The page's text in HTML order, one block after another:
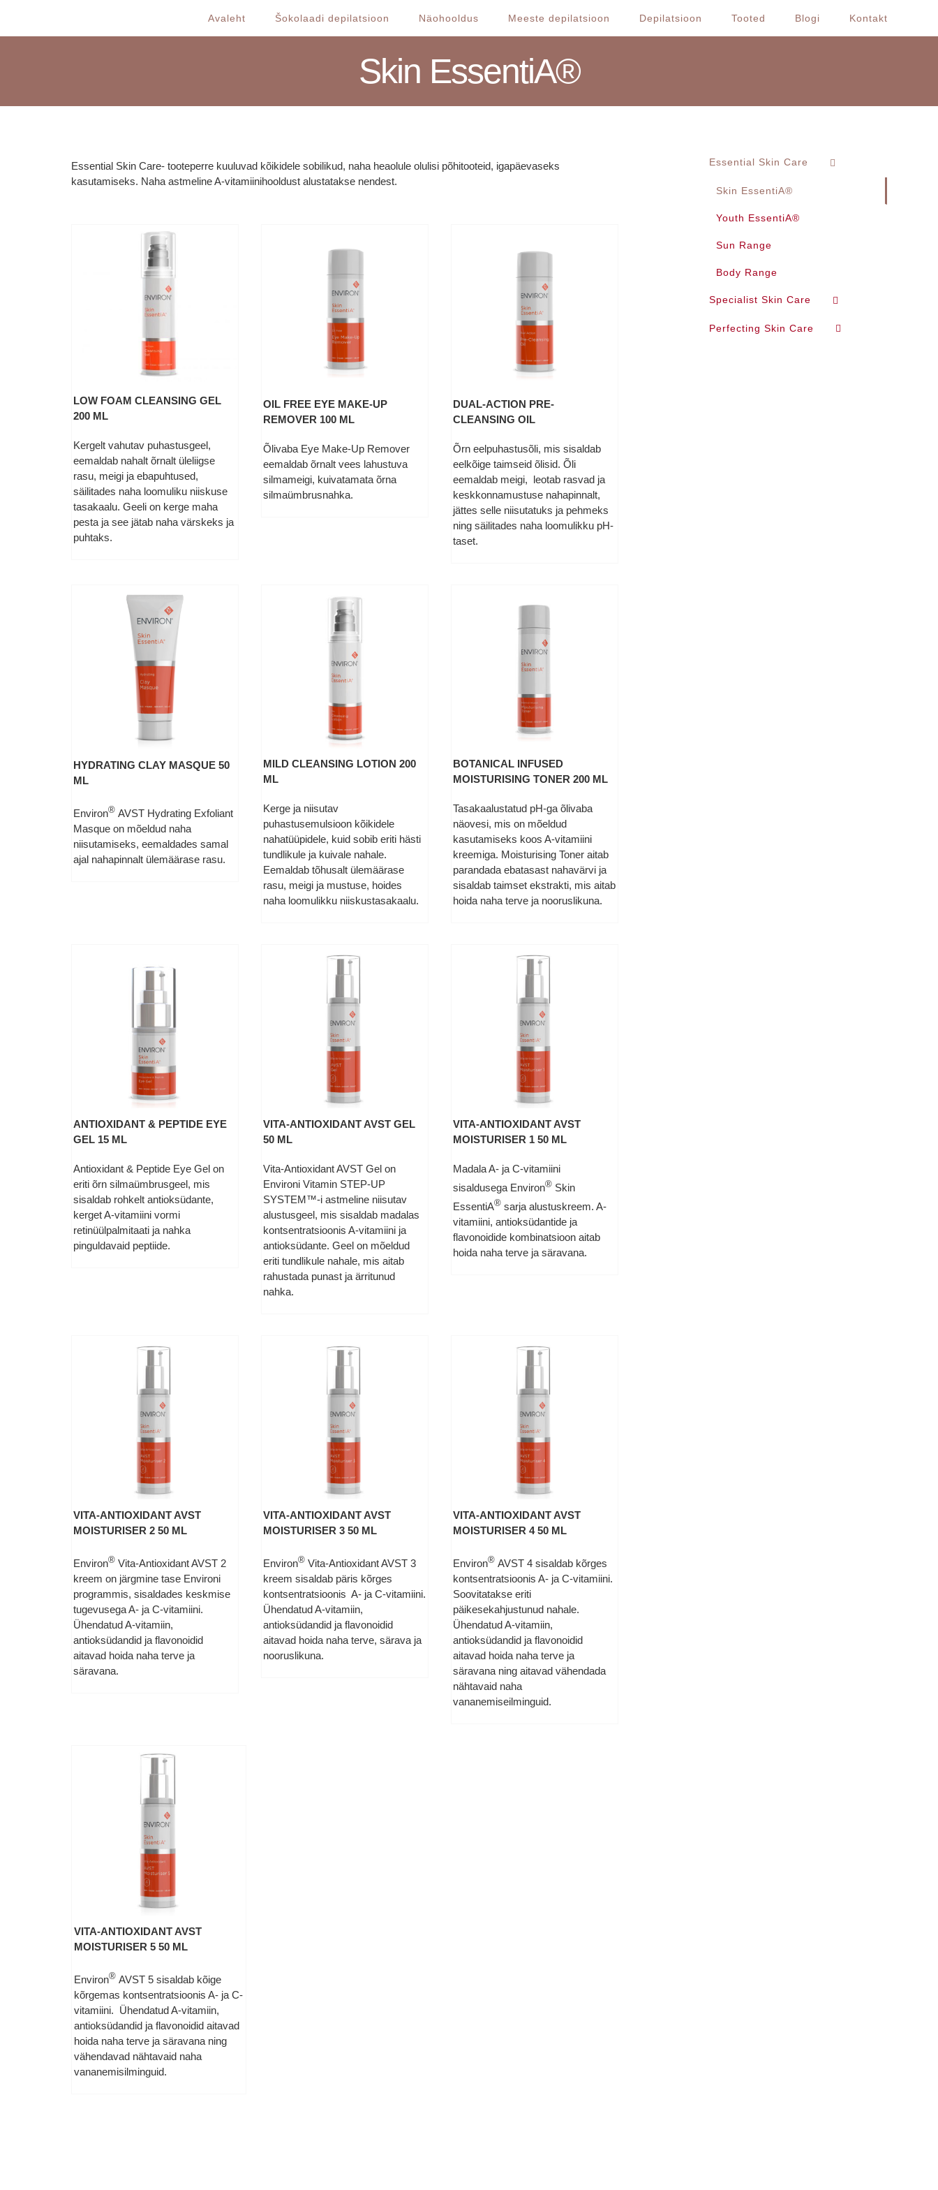
content
Avaleht Šokolaadi depilatsioon Näohooldus Meeste depilatsioon Depilatsioon Tooted Blogi Kontakt
Skin EssentiA®
Essential Skin Care- tooteperre kuuluvad kõikidele sobilikud, naha heaolule olulisi põhitooteid, igapäevaseks
kasutamiseks. Naha astmeline A-vitamiinihooldust alustatakse nendest.
LOW FOAM CLEANSING GEL
200 ML
Kergelt vahutav puhastusgeel,
eemaldab nahalt õrnalt üleliigse
rasu, meigi ja ebapuhtused,
säilitades naha loomuliku niiskuse
tasakaalu. Geeli on kerge maha
pesta ja see jätab naha värskeks ja
puhtaks.
OIL FREE EYE MAKE-UP
REMOVER 100 ML
Õlivaba Eye Make-Up Remover
eemaldab õrnalt vees lahustuva
silmameigi, kuivatamata õrna
silmaümbrusnahka.
DUAL-ACTION PRE-
CLEANSING OIL
Õrn eelpuhastusõli, mis sisaldab
eelkõige taimseid õlisid. Õli
eemaldab meigi, leotab rasvad ja
keskkonnamustuse nahapinnalt,
jättes selle niisutatuks ja pehmeks
ning säilitades naha loomulikku pH-
taset.
HYDRATING CLAY MASQUE 50
ML
Environ® AVST Hydrating Exfoliant
Masque on mõeldud naha
niisutamiseks, eemaldades samal
ajal nahapinnalt ülemäärase rasu.
MILD CLEANSING LOTION 200
ML
Kerge ja niisutav
puhastusemulsioon kõikidele
nahatüüpidele, kuid sobib eriti hästi
tundlikule ja kuivale nahale.
Eemaldab tõhusalt ülemäärase
rasu, meigi ja mustuse, hoides
naha loomulikku niiskustasakaalu.
BOTANICAL INFUSED
MOISTURISING TONER 200 ML
Tasakaalustatud pH-ga õlivaba
näovesi, mis on mõeldud
kasutamiseks koos A-vitamiini
kreemiga. Moisturising Toner aitab
parandada ebatasast nahavärvi ja
sisaldab taimset ekstrakti, mis aitab
hoida naha terve ja nooruslikuna.
ANTIOXIDANT & PEPTIDE EYE
GEL 15 ML
Antioxidant & Peptide Eye Gel on
eriti õrn silmaümbrusgeel, mis
sisaldab rohkelt antioksüdante,
kerget A-vitamiini vormi
retinüülpalmitaati ja nahka
pinguldavaid peptiide.
VITA-ANTIOXIDANT AVST GEL
50 ML
Vita-Antioxidant AVST Gel on
Environi Vitamin STEP-UP
SYSTEM™-i astmeline niisutav
alustusgeel, mis sisaldab madalas
kontsentratsioonis A-vitamiini ja
antioksüdante. Geel on mõeldud
eriti tundlikule nahale, mis aitab
rahustada punast ja ärritunud
nahka.
VITA-ANTIOXIDANT AVST
MOISTURISER 1 50 ML
Madala A- ja C-vitamiini
sisaldusega Environ®Skin
EssentiA®sarja alustuskreem. A-
vitamiini, antioksüdantide ja
flavonoidide kombinatsioon aitab
hoida naha terve ja säravana.
VITA-ANTIOXIDANT AVST
MOISTURISER 2 50 ML
Environ® Vita-Antioxidant AVST 2
kreem on järgmine tase Environi
programmis, sisaldades keskmise
tugevusega A- ja C-vitamiini.
Ühendatud A-vitamiin,
antioksüdandid ja flavonoidid
aitavad hoida naha terve ja
säravana.
VITA-ANTIOXIDANT AVST
MOISTURISER 3 50 ML
Environ® Vita-Antioxidant AVST 3
kreem sisaldab päris kõrges
kontsentratsioonis A- ja C-vitamiini.
Ühendatud A-vitamiin,
antioksüdandid ja flavonoidid
aitavad hoida naha terve, särava ja
nooruslikuna.
VITA-ANTIOXIDANT AVST
MOISTURISER 4 50 ML
Environ®AVST 4 sisaldab kõrges
kontsentratsioonis A- ja C-vitamiini.
Soovitatakse eriti
päikesekahjustunud nahale.
Ühendatud A-vitamiin,
antioksüdandid ja flavonoidid
aitavad hoida naha terve ja
säravana ning aitavad vähendada
nähtavaid naha
vananemiseilminguid.
VITA-ANTIOXIDANT AVST
MOISTURISER 5 50 ML
Environ®AVST 5 sisaldab kõige
kõrgemas kontsentratsioonis A- ja C-
vitamiini. Ühendatud A-vitamiin,
antioksüdandid ja flavonoidid aitavad
hoida naha terve ja säravana ning
vähendavad nähtavaid naha
vananemisilminguid.
Essential Skin Care
Skin EssentiA®
Youth EssentiA®
Sun Range
Body Range
Specialist Skin Care
Perfecting Skin Care